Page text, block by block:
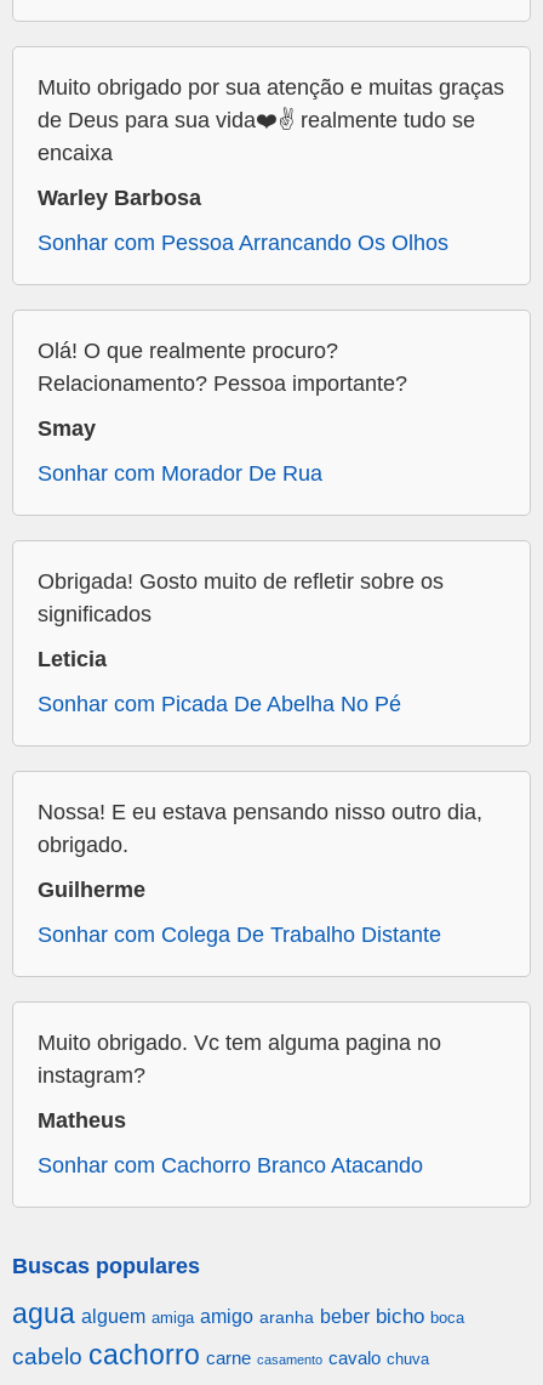
Muito obrigado por sua atenção e muitas graças
de Deus para sua vida❤️✌️ realmente tudo se
encaixa
Warley Barbosa
Sonhar com Pessoa Arrancando Os Olhos
Olá! O que realmente procuro?
Relacionamento? Pessoa importante?
Smay
Sonhar com Morador De Rua
Obrigada! Gosto muito de refletir sobre os
significados
Leticia
Sonhar com Picada De Abelha No Pé
Nossa! E eu estava pensando nisso outro dia,
obrigado.
Guilherme
Sonhar com Colega De Trabalho Distante
Muito obrigado. Vc tem alguma pagina no
instagram?
Matheus
Sonhar com Cachorro Branco Atacando
Buscas populares
agua alguem amiga amigo aranha beber bicho boca
cabelo cachorro carne casamento cavalo chuva